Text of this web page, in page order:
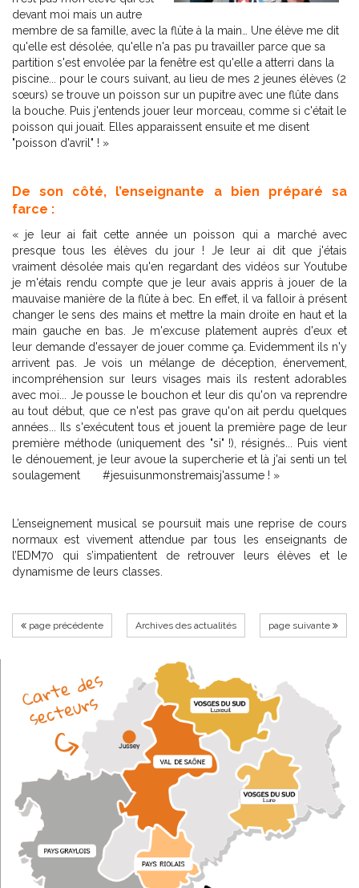
devant moi mais un autre
membre de sa famille, avec la flûte à la main… Une élève me dit
qu'elle est désolée, qu'elle n'a pas pu travailler parce que sa
partition s'est envolée par la fenêtre est qu'elle a atterri dans la
piscine... pour le cours suivant, au lieu de mes 2 jeunes élèves (2
sœurs) se trouve un poisson sur un pupitre avec une flûte dans
la bouche. Puis j'entends jouer leur morceau, comme si c'était le
poisson qui jouait. Elles apparaissent ensuite et me disent
"poisson d'avril" ! »
De son côté, l’enseignante a bien préparé sa
farce :
« je leur ai fait cette année un poisson qui a marché avec
presque tous les élèves du jour ! Je leur ai dit que j'étais
vraiment désolée mais qu'en regardant des vidéos sur Youtube
je m'étais rendu compte que je leur avais appris à jouer de la
mauvaise manière de la flûte à bec. En effet, il va falloir à présent
changer le sens des mains et mettre la main droite en haut et la
main gauche en bas. Je m'excuse platement auprès d'eux et
leur demande d'essayer de jouer comme ça. Evidemment ils n'y
arrivent pas. Je vois un mélange de déception, énervement,
incompréhension sur leurs visages mais ils restent adorables
avec moi... Je pousse le bouchon et leur dis qu'on va reprendre
au tout début, que ce n'est pas grave qu'on ait perdu quelques
années... Ils s'exécutent tous et jouent la première page de leur
première méthode (uniquement des "si" !), résignés... Puis vient
le dénouement, je leur avoue la supercherie et là j'ai senti un tel
soulagement #jesuisunmonstremaisj'assume ! »
L’enseignement musical se poursuit mais une reprise de cours
normaux est vivement attendue par tous les enseignants de
l’EDM70 qui s’impatientent de retrouver leurs élèves et le
dynamisme de leurs classes.
page précédente Archives des actualités page suivante